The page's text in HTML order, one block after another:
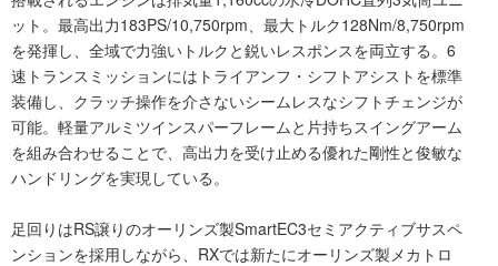
ット。最高出力183PS/10,750rpm、最大トルク128Nm/8,750rpm
を発揮し、全域で力強いトルクと鋭いレスポンスを両立する。6
速トランスミッションにはトライアンフ・シフトアシストを標準
装備し、クラッチ操作を介さないシームレスなシフトチェンジが
可能。軽量アルミツインスパーフレームと片持ちスイングアーム
を組み合わせることで、高出力を受け止める優れた剛性と俊敏な
ハンドリングを実現している。
足回りはRS譲りのオーリンズ製SmartEC3セミアクティブサスペ
ンションを採用しながら、RXでは新たにオーリンズ製メカトロ